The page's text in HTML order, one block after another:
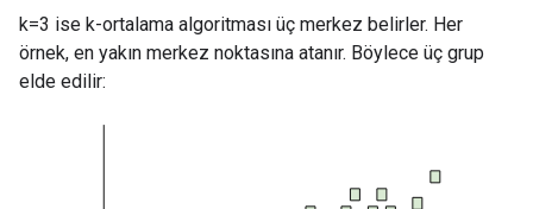
k=3 ise k-ortalama algoritması üç merkez belirler. Her
örnek, en yakın merkez noktasına atanır. Böylece üç grup
elde edilir: